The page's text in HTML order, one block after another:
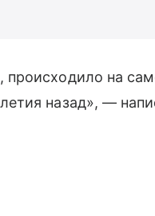
происходило на
назад», —